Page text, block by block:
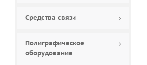
Средства связи
Полиграфическое
оборудование